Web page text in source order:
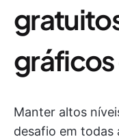
gráficos
Manter altos
desafio em todas